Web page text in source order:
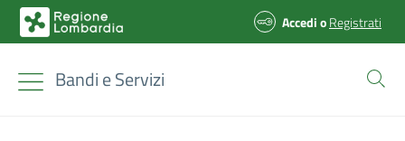
AccedioRegistrati
Bandi e Servizi